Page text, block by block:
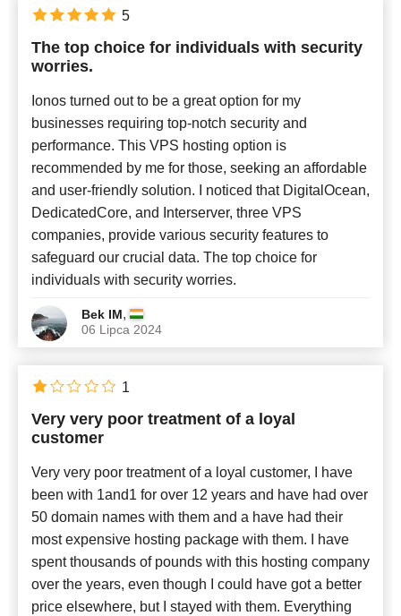
The top choice for individuals with security
worries.
Ionos turned out to be a great option for my
businesses requiring top-notch security and
performance. This VPS hosting option is
recommended by me for those, seeking an affordable
and user-friendly solution. I noticed that DigitalOcean,
DedicatedCore, and Interserver, three VPS
companies, provide various security features to
safeguard our crucial data. The top choice for
individuals with security worries.
Bek IM,
06 Lipca 2024
5
Very very poor treatment of a loyal
customer
Very very poor treatment of a loyal customer, I have
been with 1and1 for over 12 years and have had over
50 domain names with them and a have had their
most expensive hosting package with them. I have
spent thousands of pounds with this hosting company
over the years, even though I could have got a better
price elsewhere, but I stayed with them. Everything
1